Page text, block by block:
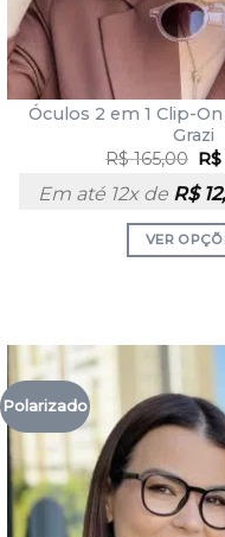
Óculos 2 em 1 Clip-
Grazi
R$165,00 R$
Em até 12x de R$
VER
Polarizado